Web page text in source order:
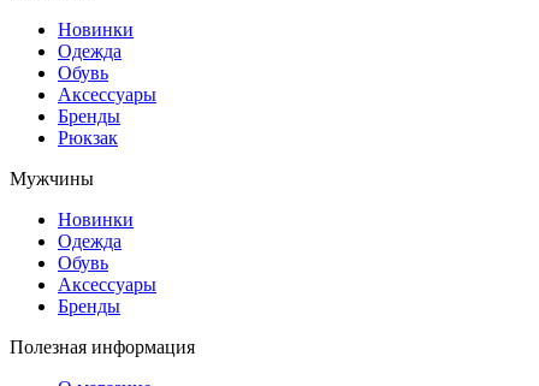
Новинки
Одежда
Обувь
Аксессуары
Бренды
Рюкзак
Мужчины
Новинки
Одежда
Обувь
Аксессуары
Бренды
Полезная информация